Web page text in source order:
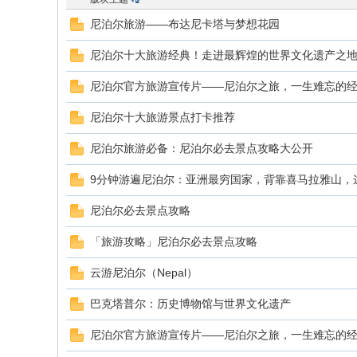
人
尼泊尔旅游——布达尼卡塔与梦想花园
尼泊尔十大旅游经典！走进最辉煌的世界文化遗产之地
尼泊尔官方旅游宣传片——尼泊尔之旅，一生难忘的
尼泊尔十大旅游景点打卡推荐
尼泊尔旅游必备：尼泊尔必去景点攻略大公开
9分钟游遍尼泊尔：亚洲最穷国家，背靠喜马拉雅山，
尼泊尔必去景点攻略
「旅游攻略」尼泊尔必去景点攻略
云游尼泊尔（Nepal）
巴克塔普尔：历史博物馆与世界文化遗产
尼泊尔官方旅游宣传片——尼泊尔之旅，一生难忘的